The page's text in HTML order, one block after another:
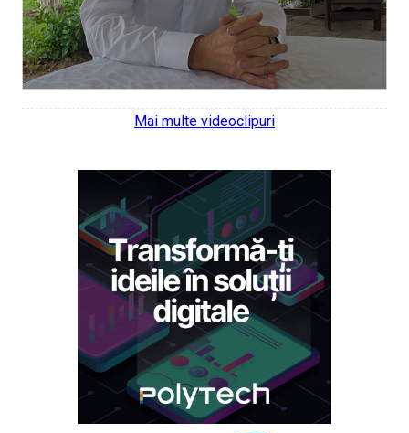
Mai multe videoclipuri